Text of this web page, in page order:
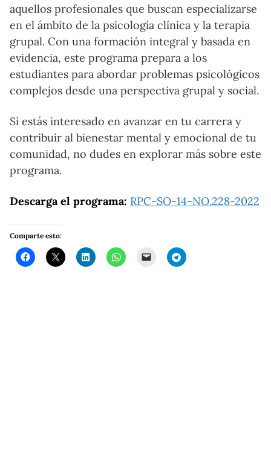
aquellos profesionales que buscan especializarse
en el ámbito de la psicología clínica y la terapia
grupal. Con una formación integral y basada en
evidencia, este programa prepara a los
estudiantes para abordar problemas psicológicos
complejos desde una perspectiva grupal y social.
Si estás interesado en avanzar en tu carrera y
contribuir al bienestar mental y emocional de tu
comunidad, no dudes en explorar más sobre este
programa.
Descarga el programa: RPC-SO-14-NO.228-2022
Comparte esto: